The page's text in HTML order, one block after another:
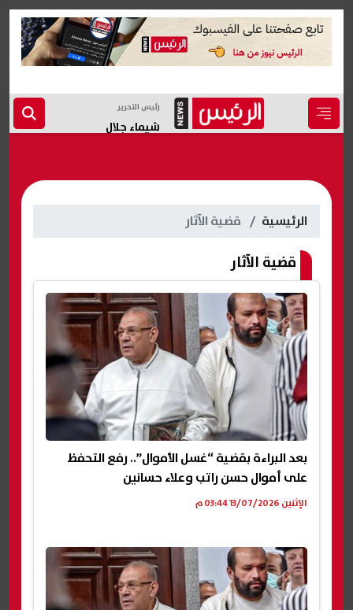
رئيس التحرير
شيماء جلال
الرئيسية قضية الآثار
قضية الآثار
بعد البراءة بقضية “غسل الأموال”.. رفع التحفظ
على أموال حسن راتب وعلاء حسانين
الإثنين 13/07/2026 03:44 م